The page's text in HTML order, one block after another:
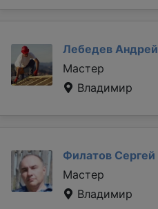
Лебедев Андрей
Мастер
Владимир
Филатов Сергей
Мастер
Владимир